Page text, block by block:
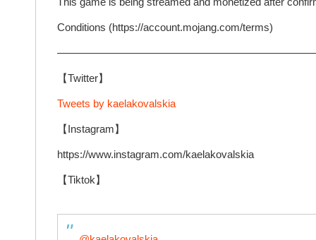
Conditions (https://account.mojang.com/terms)
【Twitter】
Tweets by kaelakovalskia
【Instagram】
https://www.instagram.com/kaelakovalskia
【Tiktok】